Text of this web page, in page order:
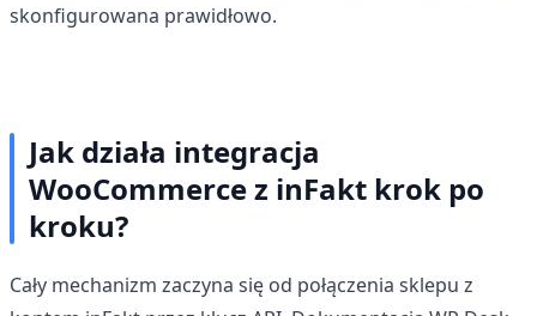
skonfigurowana prawidłowo.
Jak działa integracja
WooCommerce z inFakt krok po
kroku?
Cały mechanizm zaczyna się od połączenia sklepu z